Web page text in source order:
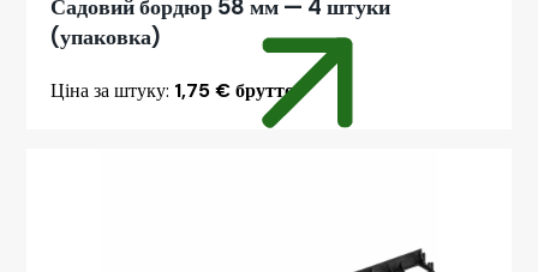
Садовий бордюр 58 мм — 4 штуки
(упаковка)
Ціна за штуку: 1,75 € брутто